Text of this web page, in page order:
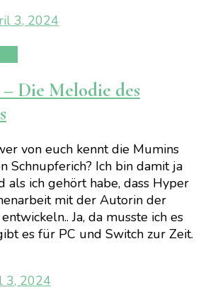
3, 2024
Die Melodie des
von euch kennt die Mumins
Schnupferich? Ich bin damit ja
als ich gehört habe, dass Hyper
mit der Autorin der
Ja, da musste ich es
es für PC und Switch zur Zeit.
3, 2024